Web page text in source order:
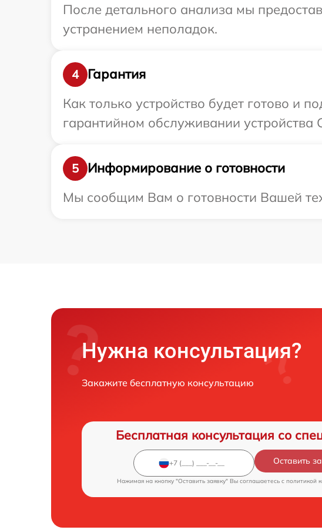
После детального анализа мы
устранением неполадок.
4
Гарантия
Как только устройство будет готово и
гарантийном обслуживании устройства
5
Информирование о готовности
Мы сообщим Вам о готовности Вашей
Нужна консультация?
Закажите бесплатную консультацию
Бесплатная консультация со
Оставить
Нажимая на кнопку "Оставить заявку" Вы соглашаетесь c политикой